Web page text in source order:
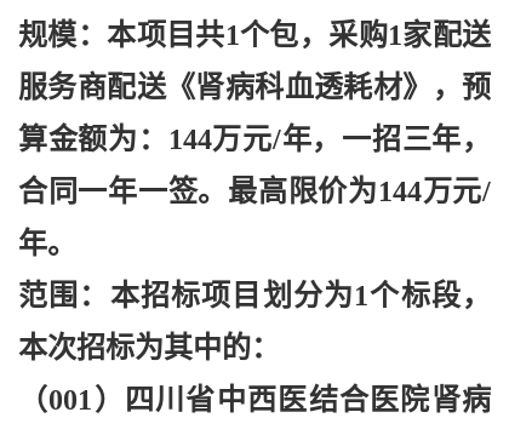
规模：本项目共1个包，采购1家配送
服务商配送《肾病科血透耗材》，预
算金额为：144万元/年，一招三年，
合同一年一签。最高限价为144万元/
年。
范围：本招标项目划分为1个标段，
本次招标为其中的：
（001）四川省中西医结合医院肾病